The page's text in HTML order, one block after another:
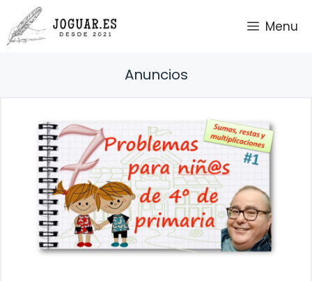
Saltar
al
contenido
Menu
Anuncios